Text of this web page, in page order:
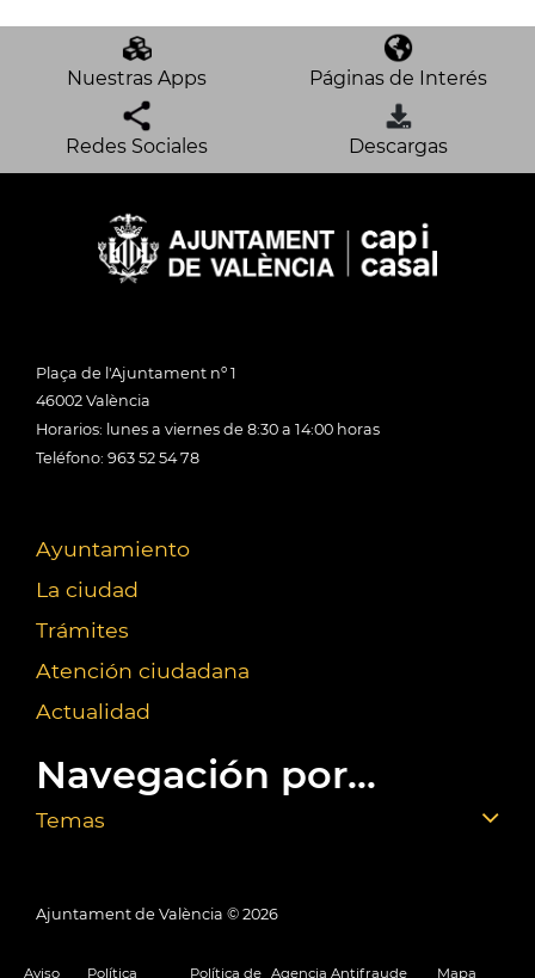
Nuestras Apps Páginas de Interés
Redes Sociales Descargas
Plaça de l'Ajuntament nº 1
46002 València
Horarios: lunes a viernes de 8:30 a 14:00 horas
Teléfono: 963 52 54 78
Ayuntamiento
La ciudad
Trámites
Atención ciudadana
Actualidad
Navegación por...
Temas
Ajuntament de València © 2026
Aviso Política Política de Agencia Antifraude Mapa